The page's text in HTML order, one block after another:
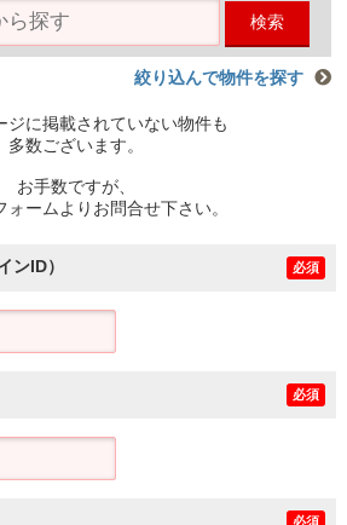
検索
絞り込んで物件を探す
ジに掲載されていない物件も
多数ございます。
お手数ですが、
ォームよりお問合せ下さい。
ンID） 必須
必須
必須